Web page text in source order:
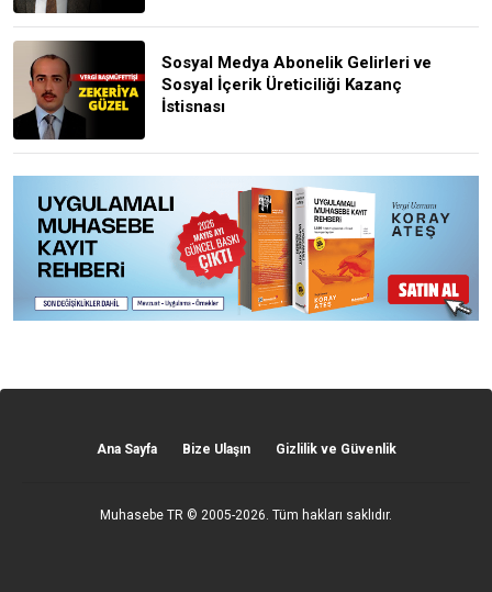
Sosyal Medya Abonelik Gelirleri ve
Sosyal İçerik Üreticiliği Kazanç
İstisnası
Ana Sayfa Bize Ulaşın Gizlilik ve Güvenlik
Muhasebe TR © 2005-2026. Tüm hakları saklıdır.